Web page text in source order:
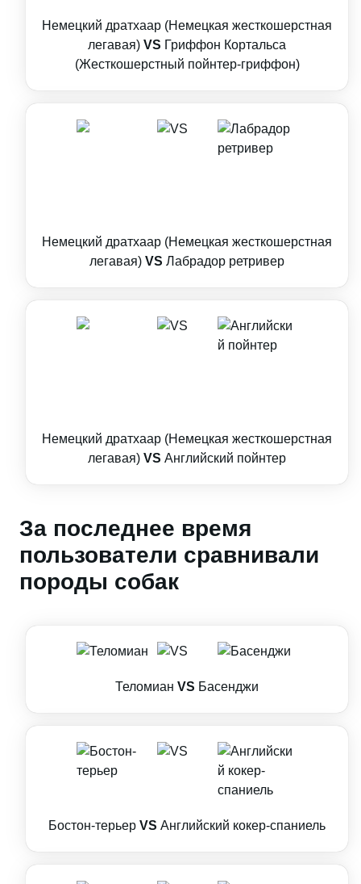
Немецкий дратхаар (Немецкая жесткошерстная
легавая) VS Гриффон Кортальса
(Жесткошерстный пойнтер-гриффон)
Немецкий дратхаар (Немецкая жесткошерстная
легавая) VS Лабрадор ретривер
Немецкий дратхаар (Немецкая жесткошерстная
легавая) VS Английский пойнтер
За последнее время
пользователи сравнивали
породы собак
Теломиан VS Басенджи
Бостон-терьер VS Английский кокер-спаниель